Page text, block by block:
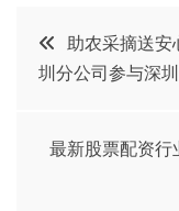
文
章
导
助农采摘送
圳分公司参与深
最新股票配资行